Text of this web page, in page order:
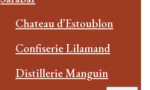
Chateau d’Estoublon
Confiserie Lilamand
Distillerie Manguin